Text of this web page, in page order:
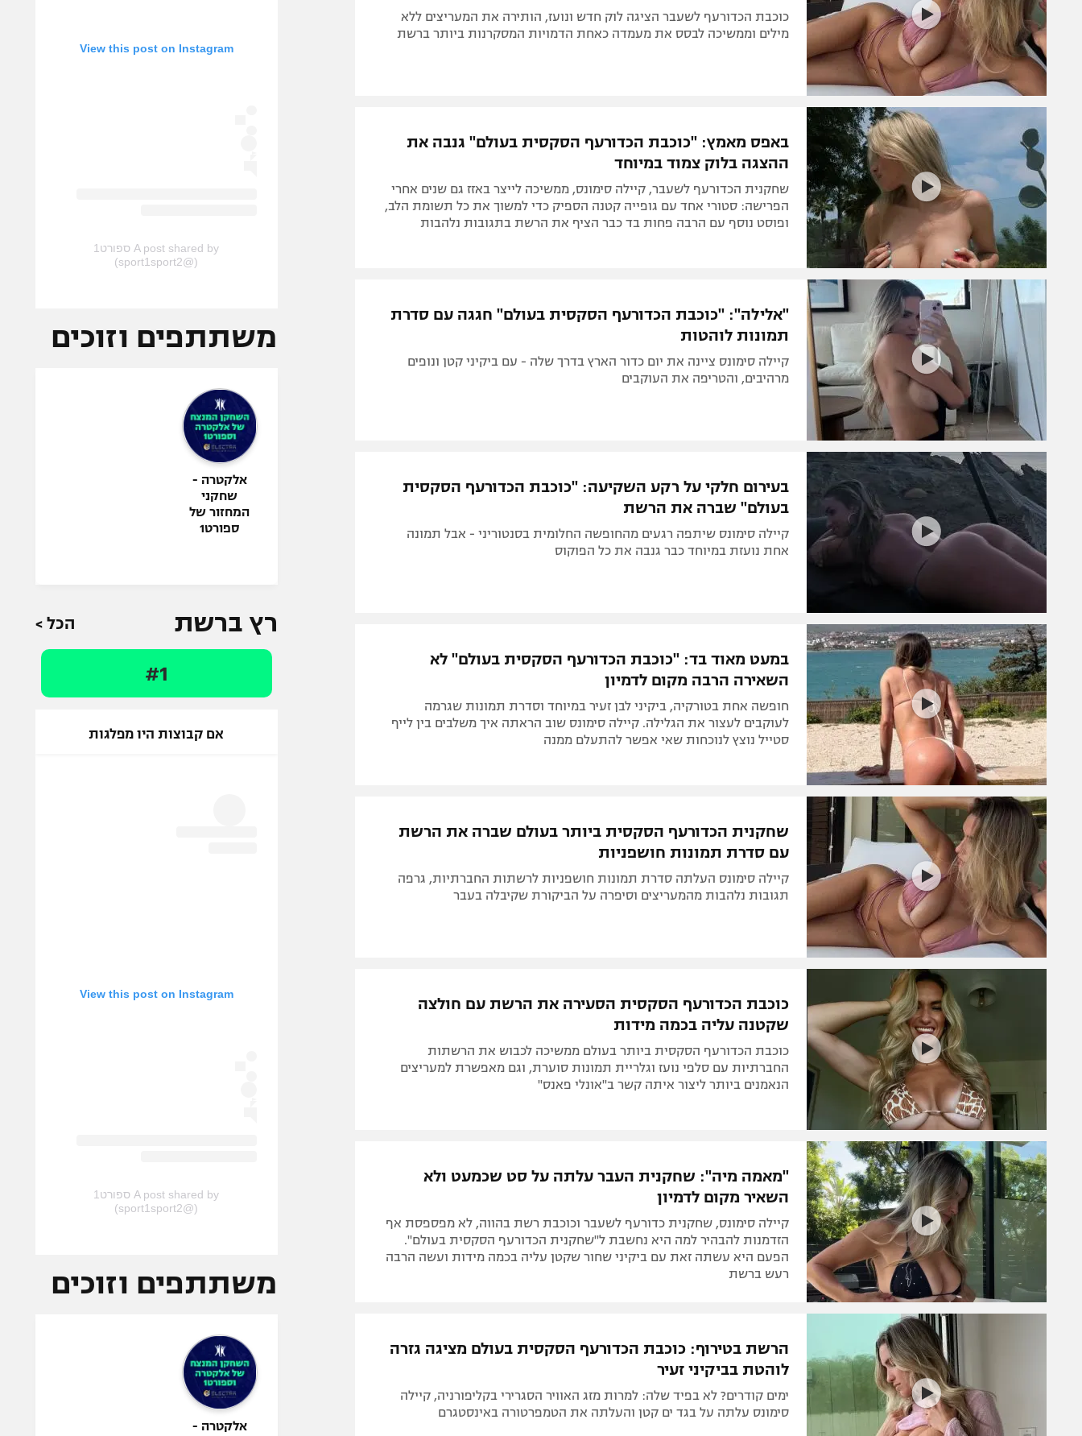
כוכבת הכדורעף לשעבר הציגה לוק חדש ונועז, הותירה את המעריצים ללא
מילים וממשיכה לבסס את מעמדה כאחת הדמויות המסקרנות ביותר ברשת
באפס מאמץ: "כוכבת הכדורעף הסקסית בעולם" גנבה את
ההצגה בלוק צמוד במיוחד
שחקנית הכדורעף לשעבר, קיילה סימונס, ממשיכה לייצר באזז גם שנים אחרי
הפרישה: סטורי אחד עם גופייה קטנה הספיק כדי למשוך את כל תשומת הלב,
ופוסט נוסף עם הרבה פחות בד כבר הציף את הרשת בתגובות נלהבות
"אלילה": "כוכבת הכדורעף הסקסית בעולם" חגגה עם סדרת
תמונות לוהטות
קיילה סימונס ציינה את יום כדור הארץ בדרך שלה - עם ביקיני קטן ונופים
מרהיבים, והטריפה את העוקבים
בעירום חלקי על רקע השקיעה: "כוכבת הכדורעף הסקסית
בעולם" שברה את הרשת
קיילה סימונס שיתפה רגעים מהחופשה החלומית בסנטוריני - אבל תמונה
אחת נועזת במיוחד כבר גנבה את כל הפוקוס
במעט מאוד בד: "כוכבת הכדורעף הסקסית בעולם" לא
השאירה הרבה מקום לדמיון
חופשה אחת בטורקיה, ביקיני לבן זעיר במיוחד וסדרת תמונות שגרמה
לעוקבים לעצור את הגלילה. קיילה סימונס שוב הראתה איך משלבים בין לייף
סטייל נוצץ לנוכחות שאי אפשר להתעלם ממנה
שחקנית הכדורעף הסקסית ביותר בעולם שברה את הרשת
עם סדרת תמונות חושפניות
קיילה סימונס העלתה סדרת תמונות חושפניות לרשתות החברתיות, גרפה
תגובות נלהבות מהמעריצים וסיפרה על הביקורת שקיבלה בעבר
כוכבת הכדורעף הסקסית הסעירה את הרשת עם חולצה
שקטנה עליה בכמה מידות
כוכבת הכדורעף הסקסית ביותר בעולם ממשיכה לכבוש את הרשתות
החברתיות עם סלפי נועז וגלריית תמונות סוערת, וגם מאפשרת למעריצים
הנאמנים ביותר ליצור איתה קשר ב"אונלי פאנס"
"מאמה מיה": שחקנית העבר עלתה על סט שכמעט ולא
השאיר מקום לדמיון
קיילה סימונס, שחקנית כדורעף לשעבר וכוכבת רשת בהווה, לא מפספסת אף
הזדמנות להבהיר למה היא נחשבת ל"שחקנית הכדורעף הסקסית בעולם".
הפעם היא עשתה זאת עם ביקיני שחור שקטן עליה בכמה מידות ועשה הרבה
רעש ברשת
הרשת בטירוף: כוכבת הכדורעף הסקסית בעולם מציגה גזרה
לוהטת בביקיני זעיר
ימים קודרים? לא בפיד שלה: למרות מזג האוויר הסגרירי בקליפורניה, קיילה
סימונס עלתה על בגד ים קטן והעלתה את הטמפרטורה באינסטגרם
View this post on Instagram
A post shared by ספורט1
(@sport1sport2)
משתתפים וזוכים
אלקטרה -
שחקני
המחזור של
ספורט1
רץ ברשת הכל >
#1
אם קבוצות היו מפלגות
View this post on Instagram
A post shared by ספורט1
(@sport1sport2)
משתתפים וזוכים
אלקטרה -